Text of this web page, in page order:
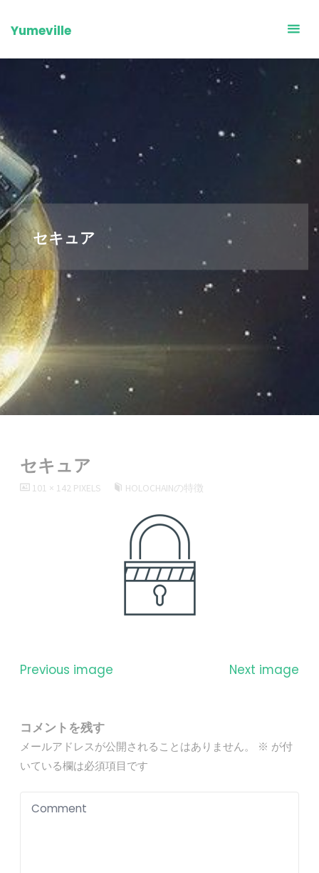
toYumeville
セキュア
セキュア
FULL101 × 142 PIXELS HOLOCHAINの特徴
Previous image Next image
コメントを残す
メールアドレスが公開されることはありません。 ※ が付
いている欄は必須項目です